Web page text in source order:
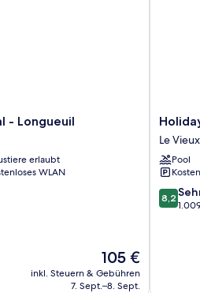
- Longueuil
erlaubt
WLAN
Der
Preis
beträgt
105 €
inkl. Steuern & Gebühren
7. Sept.–8. Sept.
Holiday
Inn
by
IHG
Le
Le
Pool
8.2
von
8,2